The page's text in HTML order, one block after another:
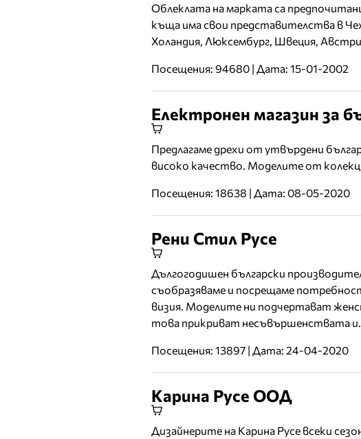
Облеклата на марката са
къща има свои представителства в
Холандия, Люксембург, Швеция,
Посещения: 94680 | Дата: 15-01-2002
Електронен магазин за
Предлагаме дрехи от утвърдени
високо качество. Моделите от
Посещения: 18638 | Дата: 08-05-2020
Рени Стил Русе
Дългогодишен български
съобразяваме и посрещаме
визия. Моделите ни подчертават
това прикриват несъвършенствата и.
Посещения: 13897 | Дата: 24-04-2020
Карина Русе ООД
Дизайнерите на Карина Русе всеки